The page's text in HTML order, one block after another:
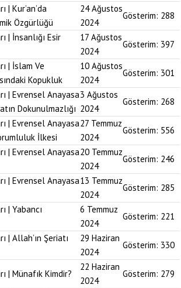
| Kur’an’da
Özgürlüğü
24 Ağustos
2024
Gösterim: 288
| İnsanlığı Esir
17 Ağustos
2024
Gösterim: 397
| İslam Ve
Kopukluk
10 Ağustos
2024
Gösterim: 301
| Evrensel Anayasa
Dokunulmazlığı
3 Ağustos
2024
Gösterim: 268
| Evrensel Anayasa
İlkesi
27 Temmuz
2024
Gösterim: 556
| Evrensel Anayasa20 Temmuz
2024
Gösterim: 246
| Evrensel Anayasa13 Temmuz
2024
Gösterim: 285
| Yabancı
6 Temmuz
2024
Gösterim: 221
| Allah’ın Şeriatı
29 Haziran
2024
Gösterim: 330
| Münafık Kimdir?
22 Haziran
2024
Gösterim: 279